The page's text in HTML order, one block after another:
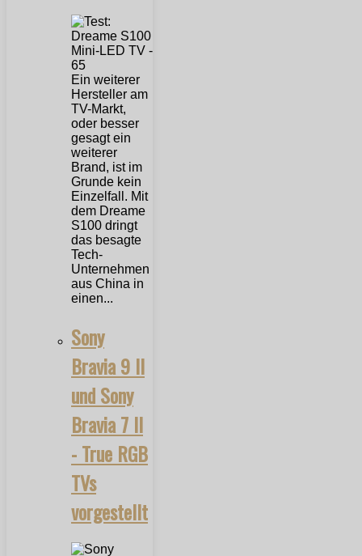
Ein weiterer
Hersteller am
TV-Markt,
oder besser
gesagt ein
weiterer
Brand, ist im
Grunde kein
Einzelfall. Mit
dem Dreame
S100 dringt
das besagte
Tech-
Unternehmen
aus China in
einen...
Sony
Bravia 9 II
und Sony
Bravia 7 II
- True RGB
TVs
vorgestellt